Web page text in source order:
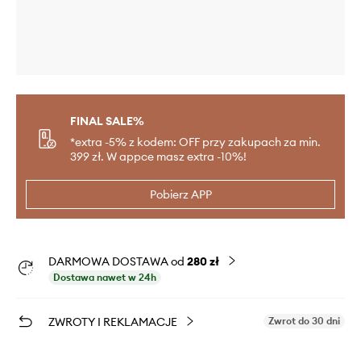
FINAL SALE%
*extra -5% z kodem: OFF przy zakupach za min.
399 zł. W appce masz extra -10%!
Pobierz APP
DARMOWA DOSTAWA od 280 zł
Dostawa nawet w 24h
ZWROTY I REKLAMACJE Zwrot do 30 dni